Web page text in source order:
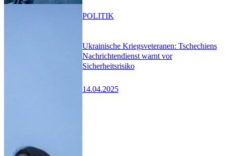
Ukrainische Kriegsveteranen: Tschechiens
Nachrichtendienst warnt vor
Sicherheitsrisiko
14.04.2025
POLITIK